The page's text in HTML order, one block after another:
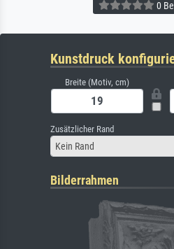
0
Kunstdruck
Breite (Motiv, cm)
Zusätzlicher Rand
Kein Rand
Bilderrahmen